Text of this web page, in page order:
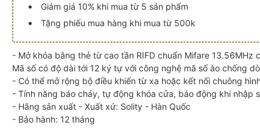
Giảm giá 10% khi mua từ 5 sản phẩm
Tặng phiếu mua hàng khi mua từ 500k
- Mở khóa bằng thẻ từ cao tần RIFD chuẩn Mifare 13.56MHz
Mã số có độ dài tới 12 ký tự với công nghệ mã số ào chống
- Có thể mở rộng bộ điều khiển từ xa hoặc kết nối chuông
- Tính năng báo cháy, tự động khóa cửa, báo động khi nhập
- Hãng sản xuất - Xuất xứ: Solity - Hàn Quốc
- Bảo hành: 12 tháng